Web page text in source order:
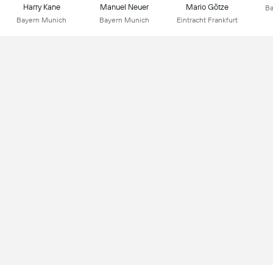
Harry Kane
Bayern Munich
Manuel Neuer
Bayern Munich
Mario Götze
Eintracht Frankfurt